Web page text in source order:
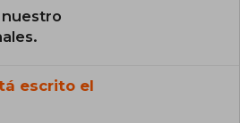
escrito el